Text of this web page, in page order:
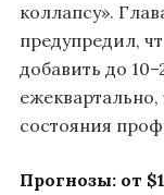
коллапсу».
предупредил,
добавить до
состояния
Прогнозы: от